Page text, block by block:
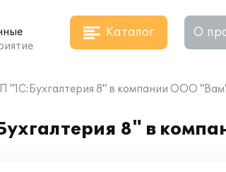
Каталог О
"1С:Бухгалтерия 8" в компании ООО
8" в